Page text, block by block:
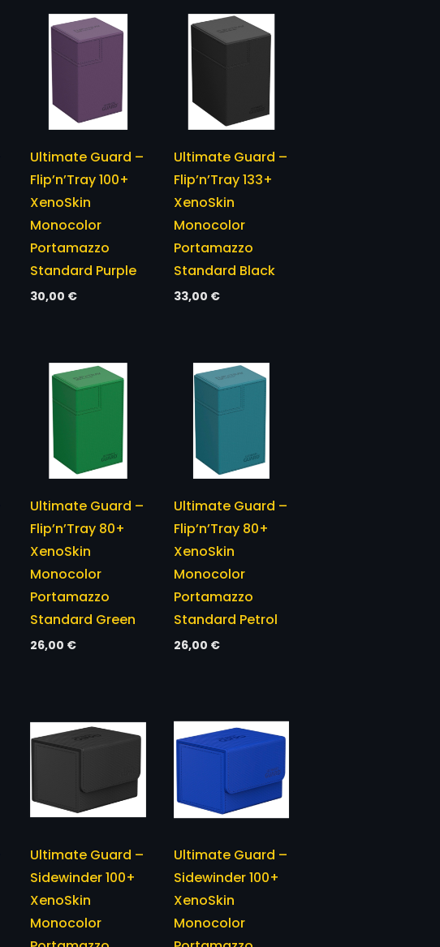
Ultimate Guard –
Flip’n’Tray 100+
XenoSkin
Monocolor
Portamazzo
Standard Purple
30,00 €
Ultimate Guard –
Flip’n’Tray 133+
XenoSkin
Monocolor
Portamazzo
Standard Black
33,00 €
Ultimate Guard –
Flip’n’Tray 80+
XenoSkin
Monocolor
Portamazzo
Standard Green
26,00 €
Ultimate Guard –
Flip’n’Tray 80+
XenoSkin
Monocolor
Portamazzo
Standard Petrol
26,00 €
Ultimate Guard –
Sidewinder 100+
XenoSkin
Monocolor
Ultimate Guard –
Sidewinder 100+
XenoSkin
Monocolor